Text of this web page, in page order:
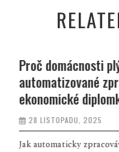
Proč domácnosti
automatizované
ekonomické
28 LISTOPADU, 2025
Jak automaticky